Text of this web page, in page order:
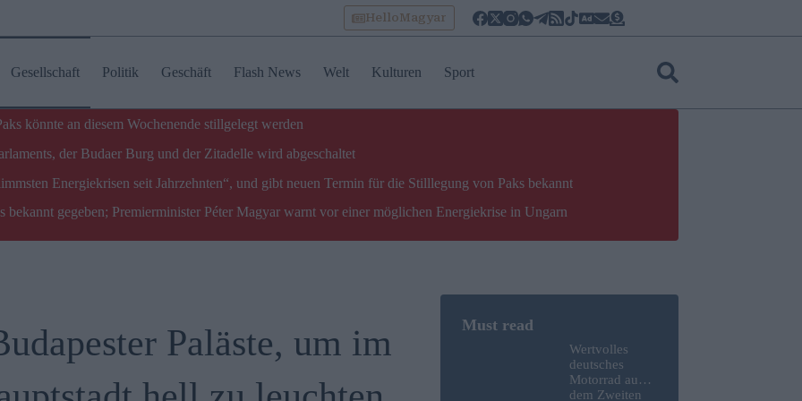
HelloMagyar
Gesellschaft Politik Geschäft Flash News Welt Kulturen Sport
könnte an diesem Wochenende stillgelegt werden
der Budaer Burg und der Zitadelle wird abgeschaltet
Energiekrisen seit Jahrzehnten“, und gibt neuen Termin für die Stilllegung von Paks bekannt
gegeben; Premierminister Péter Magyar warnt vor einer möglichen Energiekrise in Ungarn
Paläste, um im
Wertvolles
deutsches
Motorrad aus
dem Zweiten